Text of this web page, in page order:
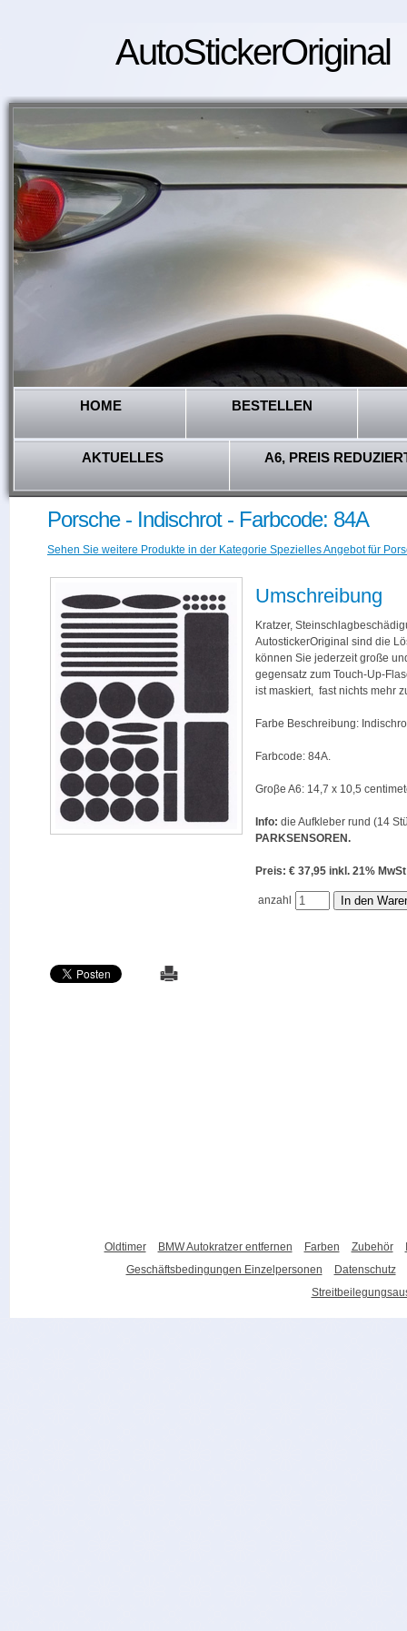
AutoStickerOriginal
HOME BESTELLEN
AKTUELLES A6, PREIS
Porsche - Indischrot - Farbcode: 84A
Sehen Sie weitere Produkte in der Kategorie Spezielles Angebot für
Umschreibung
Kratzer,
AutostickerOriginal sind die
können Sie jederzeit große
gegensatz zum Touch-Up-
ist maskiert, fast nichts mehr
Farbe Beschreibung:
Farbcode: 84A.
Groβe A6: 14,7 x 10,5
Info: die Aufkleber rund (14
PARKSENSOREN.
Preis: € 37,95 inkl. 21%
anzahl
Oldtimer BMW Autokratzer entfernen Farben Zubehör
Geschäftsbedingungen Einzelpersonen
Datenschutz